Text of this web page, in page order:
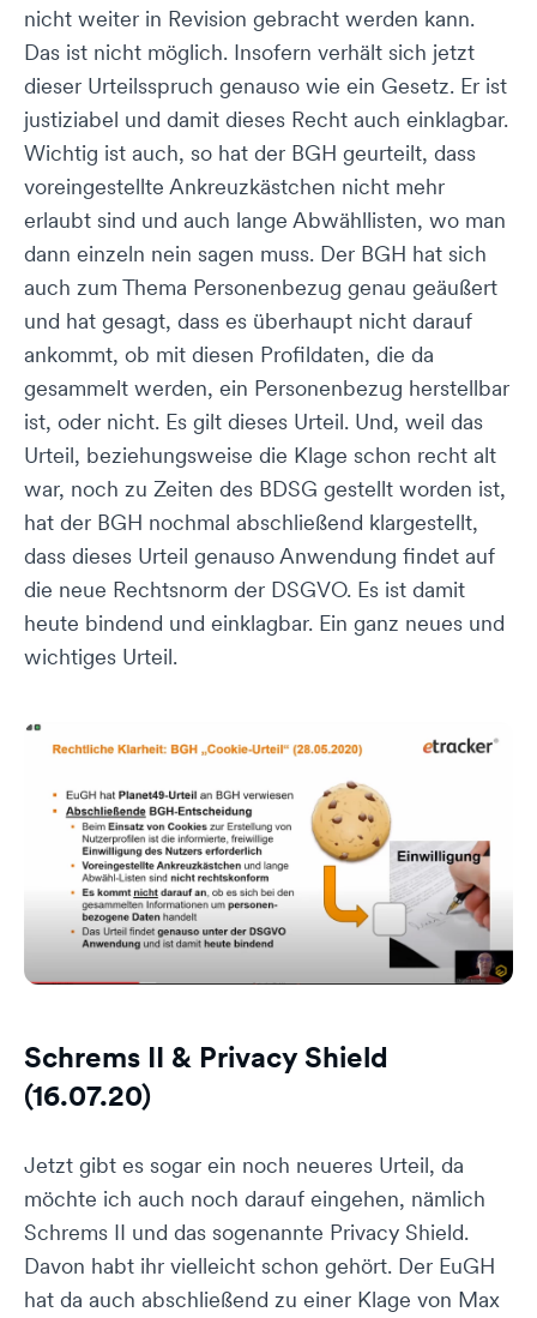
nicht weiter in Revision gebracht werden kann.
Das ist nicht möglich. Insofern verhält sich jetzt
dieser Urteilsspruch genauso wie ein Gesetz. Er ist
justiziabel und damit dieses Recht auch einklagbar.
Wichtig ist auch, so hat der BGH geurteilt, dass
voreingestellte Ankreuzkästchen nicht mehr
erlaubt sind und auch lange Abwähllisten, wo man
dann einzeln nein sagen muss. Der BGH hat sich
auch zum Thema Personenbezug genau geäußert
und hat gesagt, dass es überhaupt nicht darauf
ankommt, ob mit diesen Profildaten, die da
gesammelt werden, ein Personenbezug herstellbar
ist, oder nicht. Es gilt dieses Urteil. Und, weil das
Urteil, beziehungsweise die Klage schon recht alt
war, noch zu Zeiten des BDSG gestellt worden ist,
hat der BGH nochmal abschließend klargestellt,
dass dieses Urteil genauso Anwendung findet auf
die neue Rechtsnorm der DSGVO. Es ist damit
heute bindend und einklagbar. Ein ganz neues und
wichtiges Urteil.
Schrems II & Privacy Shield
(16.07.20)
Jetzt gibt es sogar ein noch neueres Urteil, da
möchte ich auch noch darauf eingehen, nämlich
Schrems II und das sogenannte Privacy Shield.
Davon habt ihr vielleicht schon gehört. Der EuGH
hat da auch abschließend zu einer Klage von Max